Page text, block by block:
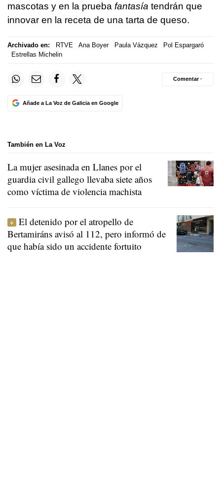
mascotas y en la prueba fantasía tendrán que
innovar en la receta de una tarta de queso.
Archivado en: RTVE Ana Boyer Paula Vázquez
Pol Espargaró
Estrellas Michelin
Añade a La Voz de Galicia en Google
Comentar ·
También en La Voz
La mujer asesinada en Llanes por el
guardia civil gallego llevaba siete años
como víctima de violencia machista
El detenido por el atropello de
Bertamiráns avisó al 112, pero informó de
que había sido un accidente fortuito